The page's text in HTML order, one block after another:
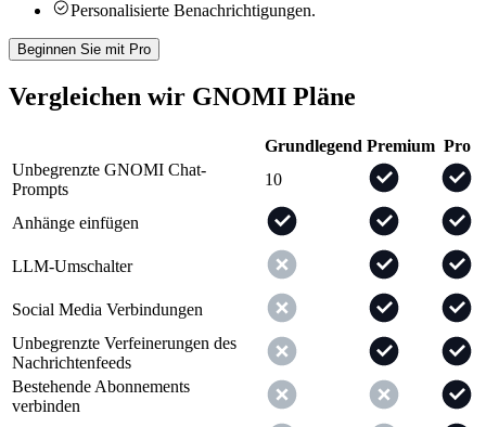
Personalisierte Benachrichtigungen.
Beginnen Sie mit Pro
Vergleichen wir GNOMI Pläne
Grundlegend Premium Pro
Unbegrenzte GNOMI Chat-
Prompts
10
Anhänge einfügen
LLM-Umschalter
Social Media Verbindungen
Unbegrenzte Verfeinerungen des
Nachrichtenfeeds
Bestehende Abonnements
verbinden